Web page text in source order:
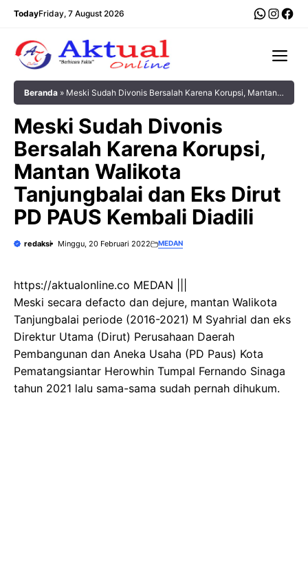
Langsung
TodayFriday, 7 August 2026
Beranda » Meski Sudah Divonis Bersalah Karena Korupsi, Mantan
Meski Sudah Divonis
Bersalah Karena Korupsi,
Mantan Walikota
Tanjungbalai dan Eks Dirut
PD PAUS Kembali Diadili
redaksi Minggu, 20 Februari 2022 MEDAN
https://aktualonline.co MEDAN |||
Meski secara defacto dan dejure, mantan Walikota
Tanjungbalai periode (2016-2021) M Syahrial dan eks
Direktur Utama (Dirut) Perusahaan Daerah
Pembangunan dan Aneka Usaha (PD Paus) Kota
Pematangsiantar Herowhin Tumpal Fernando Sinaga
tahun 2021 lalu sama-sama sudah pernah dihukum.